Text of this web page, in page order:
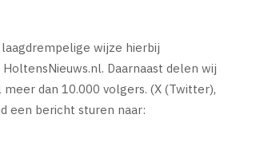
wijze hierbij
Daarnaast delen wij
dan 10.000 volgers. (X (Twitter),
een bericht sturen naar: